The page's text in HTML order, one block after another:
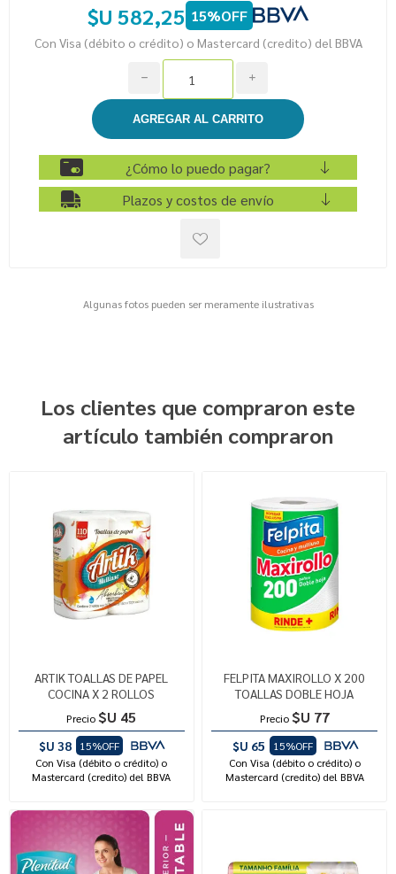
$U 582,25 15%OFF
Con Visa (débito o crédito) o Mastercard (credito) del BBVA
i
h
¿Cómo lo puedo pagar?
Plazos y costos de envío
Algunas fotos pueden ser meramente ilustrativas
Los clientes que compraron este
artículo también compraron
ARTIK TOALLAS DE PAPEL
COCINA X 2 ROLLOS
Precio $U 45
$U 38
15%OFF
Con Visa (débito o crédito) o
Mastercard (credito) del BBVA
FELPITA MAXIROLLO X 200
TOALLAS DOBLE HOJA
Precio $U 77
$U 65
15%OFF
Con Visa (débito o crédito) o
Mastercard (credito) del BBVA